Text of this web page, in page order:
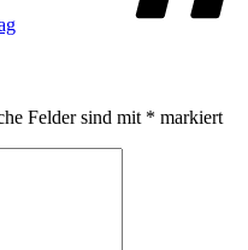
Felder sind mit * markiert